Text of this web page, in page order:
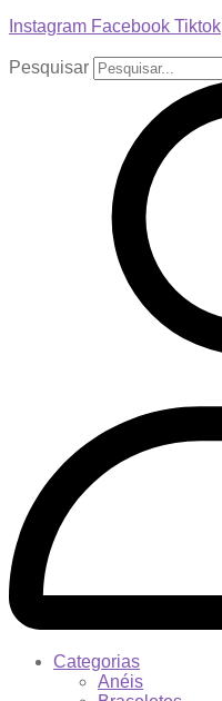
Instagram Facebook Tiktok
Pesquisar
Categorias
Anéis